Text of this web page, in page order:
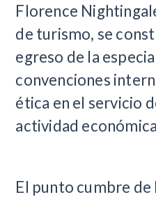
Florence
de turismo, se
egreso de la
convenciones
ética en el servicio
actividad
El punto cumbre